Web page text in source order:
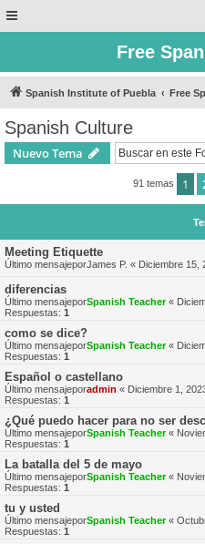
Free
Spanish Institute of Puebla Free
Spanish Culture
Nuevo Tema
91 temas 1
Meeting Etiquette
Último mensajeporJames P. « Diciembre 15,
diferencias
Último mensajeporSpanish Teacher«
Respuestas: 1
como se dice?
Último mensajeporSpanish Teacher«
Respuestas: 1
Español o castellano
Último mensajeporadmin « Diciembre 1,
Respuestas: 1
¿Qué puedo hacer para no ser
Último mensajeporSpanish Teacher«
Respuestas: 1
La batalla del 5 de mayo
Último mensajeporSpanish Teacher«
Respuestas: 1
tu y usted
Último mensajeporSpanish Teacher«
Respuestas: 1